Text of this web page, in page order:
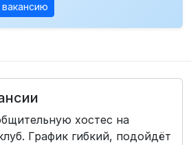
хостес на
График гибкий, подойдёт